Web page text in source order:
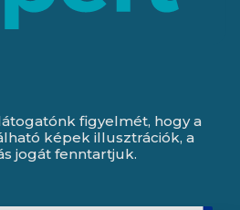
figyelmét, hogy a
képek illusztrációk, a
jogát fenntartjuk.